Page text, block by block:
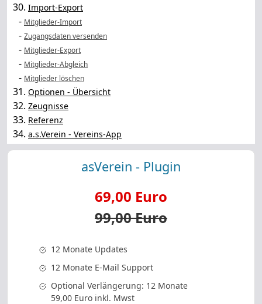
30. Import-Export
- Mitglieder-Import
- Zugangsdaten versenden
- Mitglieder-Export
- Mitglieder-Abgleich
- Mitglieder löschen
31. Optionen - Übersicht
32. Zeugnisse
33. Referenz
34. a.s.Verein - Vereins-App
asVerein - Plugin
69,00 Euro
99,00 Euro
12 Monate Updates
12 Monate E-Mail Support
Optional Verlängerung: 12 Monate
59,00 Euro inkl. Mwst